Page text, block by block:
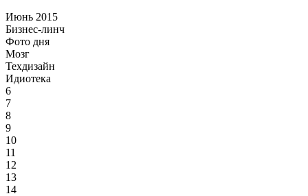
Июнь 2015
Бизнес-линч
Фото дня
Мозг
Техдизайн
Идиотека
6
7
8
9
10
11
12
13
14